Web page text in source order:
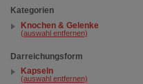
Kategorien
Knochen & Gelenke
(auswahl entfernen)
Darreichungsform
Kapseln
(auswahl entfernen)